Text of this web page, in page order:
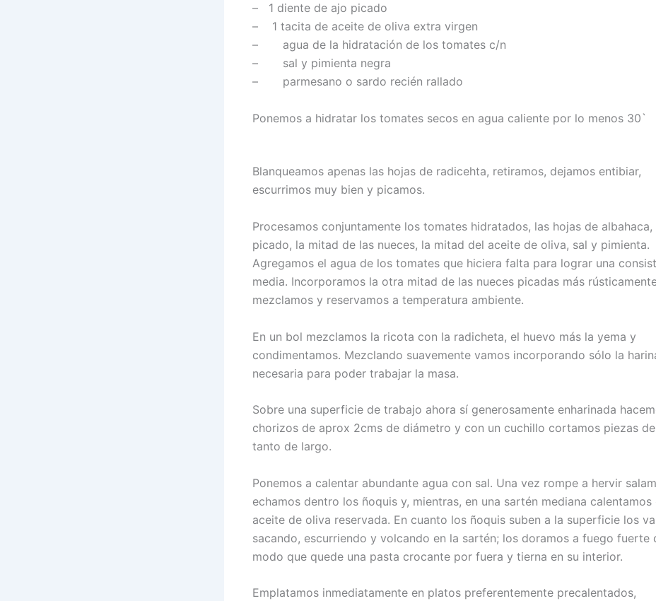
– 1 diente de ajo picado
– 1 tacita de aceite de oliva extra virgen
– agua de la hidratación de los tomates c/n
– sal y pimienta negra
– parmesano o sardo recién rallado
Ponemos a hidratar los tomates secos en agua caliente por lo menos 30`
Blanqueamos apenas las hojas de radicehta, retiramos, dejamos entibiar,
escurrimos muy bien y picamos.
Procesamos conjuntamente los tomates hidratados, las hojas de albahaca,
picado, la mitad de las nueces, la mitad del aceite de oliva, sal y pimienta.
Agregamos el agua de los tomates que hiciera falta para lograr una
media. Incorporamos la otra mitad de las nueces picadas más
mezclamos y reservamos a temperatura ambiente.
En un bol mezclamos la ricota con la radicheta, el huevo más la yema y
condimentamos. Mezclando suavemente vamos incorporando sólo la
necesaria para poder trabajar la masa.
Sobre una superficie de trabajo ahora sí generosamente enharinada
chorizos de aprox 2cms de diámetro y con un cuchillo cortamos piezas
tanto de largo.
Ponemos a calentar abundante agua con sal. Una vez rompe a hervir
echamos dentro los ñoquis y, mientras, en una sartén mediana calentamos
aceite de oliva reservada. En cuanto los ñoquis suben a la superficie los
sacando, escurriendo y volcando en la sartén; los doramos a fuego fuerte
modo que quede una pasta crocante por fuera y tierna en su interior.
Emplatamos inmediatamente en platos preferentemente precalentados,